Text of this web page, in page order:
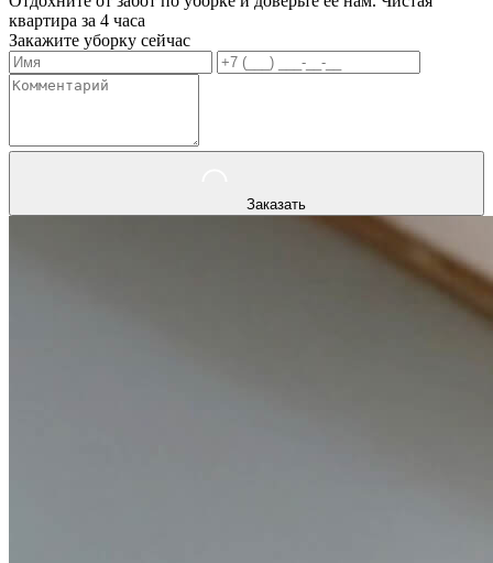
квартира за 4 часа
Закажите уборку сейчас
Заказать